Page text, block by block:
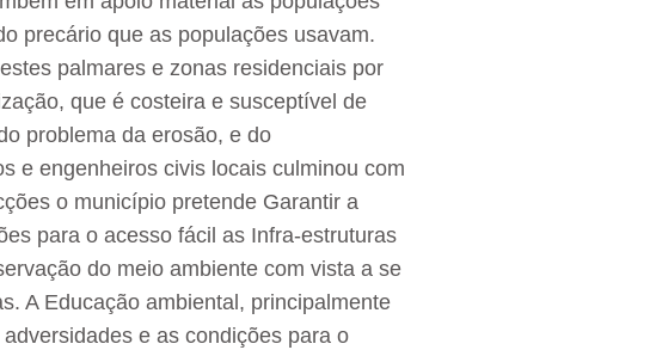
precário que as populações usavam.
palmares e zonas residenciais por
que é costeira e susceptível de
problema da erosão, e do
e engenheiros civis locais culminou com
o município pretende Garantir a
para o acesso fácil as Infra-estruturas
do meio ambiente com vista a se
A Educação ambiental, principalmente
e as condições para o